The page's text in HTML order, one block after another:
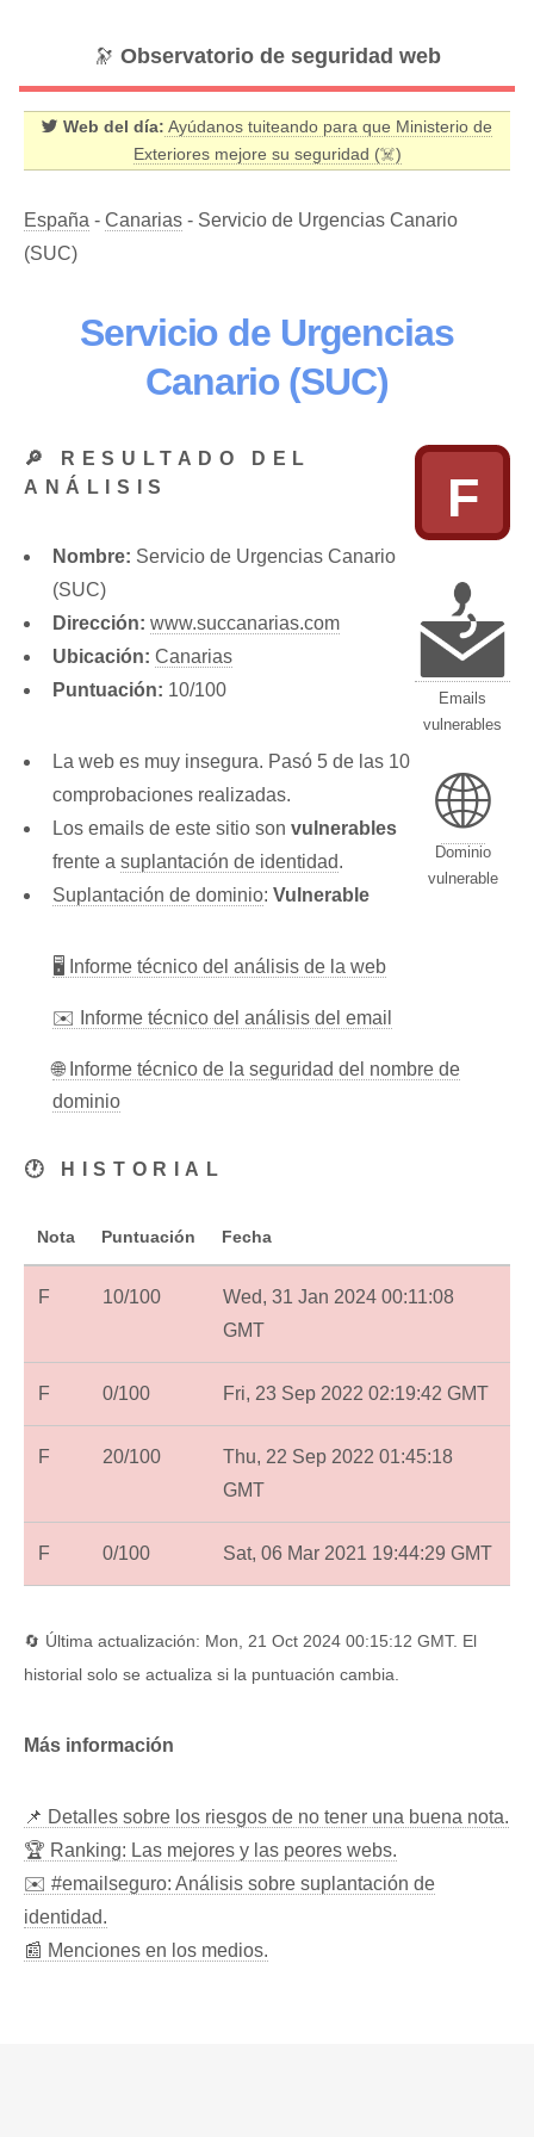
🔭 Observatorio de seguridad web
Web del día: Ayúdanos tuiteando para que Ministerio de
Exteriores mejore su seguridad (☠️)
España - Canarias - Servicio de Urgencias Canario
(SUC)
Servicio de Urgencias
Canario (SUC)
F
Emails
vulnerables
🌐
Dominio
vulnerable
🔎 RESULTADO DEL
ANÁLISIS
Nombre: Servicio de Urgencias Canario
(SUC)
Dirección: www.succanarias.com
Ubicación: Canarias
Puntuación: 10/100
La web es muy insegura. Pasó 5 de las 10
comprobaciones realizadas.
Los emails de este sitio son vulnerables
frente a suplantación de identidad.
Suplantación de dominio: Vulnerable
🖥 Informe técnico del análisis de la web
✉️ Informe técnico del análisis del email
🌐 Informe técnico de la seguridad del nombre de
dominio
🕐 HISTORIAL
Nota Puntuación Fecha
F 10/100
Wed, 31 Jan 2024 00:11:08
GMT
F 0/100 Fri, 23 Sep 2022 02:19:42 GMT
F 20/100
Thu, 22 Sep 2022 01:45:18
GMT
F 0/100 Sat, 06 Mar 2021 19:44:29 GMT
🔄 Última actualización: Mon, 21 Oct 2024 00:15:12 GMT. El
historial solo se actualiza si la puntuación cambia.
Más información
📌 Detalles sobre los riesgos de no tener una buena nota.
🏆 Ranking: Las mejores y las peores webs.
✉️ #emailseguro: Análisis sobre suplantación de
identidad.
📰 Menciones en los medios.